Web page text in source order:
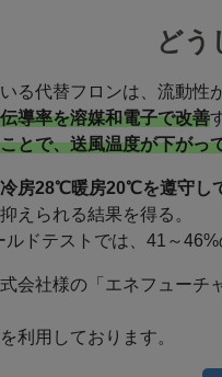
どう
る代替フロンは、流動
導率を溶媒和電子で改善
とで、送風温度が下がっ
房28℃暖房20℃を遵守し
えられる結果を得る。
ドテストでは、41～
会社様の「エネフューチ
利用しております。